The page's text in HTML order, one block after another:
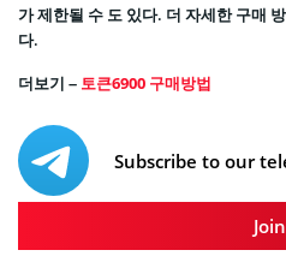
가 제한될 수 도 있다. 더 자세한 구매
다.
더보기 – 토큰6900 구매방법
Subscribe to our
Join